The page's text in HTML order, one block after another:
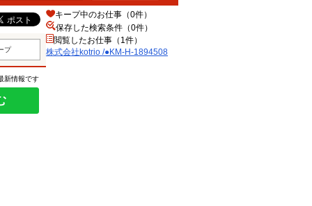
プ
新情報です
キープ中のお仕事（0件）
保存した検索条件（0件）
閲覧したお仕事（1件）
株式会社kotrio /●KM-H-1894508